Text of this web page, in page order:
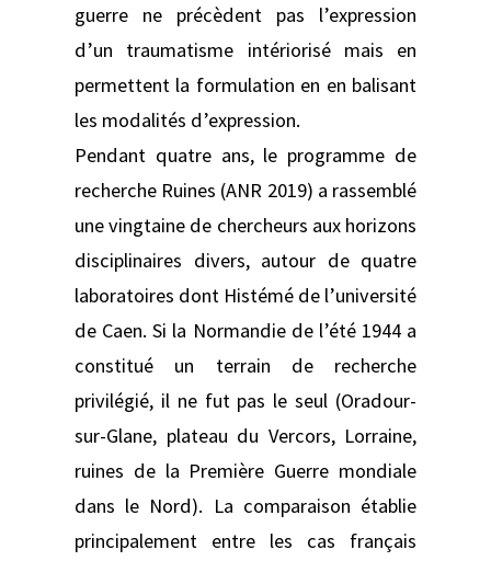
guerre ne précèdent pas l’expression
d’un traumatisme intériorisé mais en
permettent la formulation en en balisant
les modalités d’expression.
Pendant quatre ans, le programme de
recherche Ruines (ANR 2019) a rassemblé
une vingtaine de chercheurs aux horizons
disciplinaires divers, autour de quatre
laboratoires dont Histémé de l’université
de Caen. Si la Normandie de l’été 1944 a
constitué un terrain de recherche
privilégié, il ne fut pas le seul (Oradour-
sur-Glane, plateau du Vercors, Lorraine,
ruines de la Première Guerre mondiale
dans le Nord). La comparaison établie
principalement entre les cas français